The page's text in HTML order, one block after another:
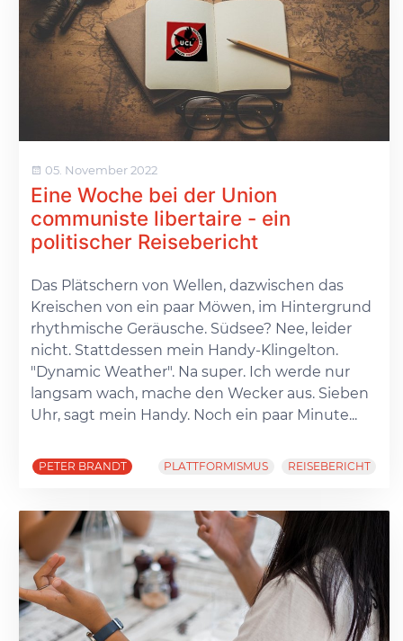
05. November 2022
Eine Woche bei der Union
communiste libertaire - ein
politischer Reisebericht
Das Plätschern von Wellen, dazwischen das
Kreischen von ein paar Möwen, im Hintergrund
rhythmische Geräusche. Südsee? Nee, leider
nicht. Stattdessen mein Handy-Klingelton.
"Dynamic Weather". Na super. Ich werde nur
langsam wach, mache den Wecker aus. Sieben
Uhr, sagt mein Handy. Noch ein paar Minute...
PETER BRANDT PLATTFORMISMUS REISEBERICHT